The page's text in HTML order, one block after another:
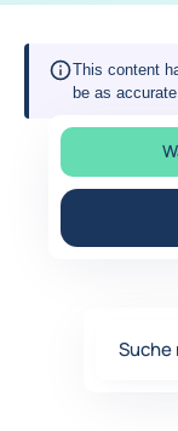
This content
be as
Suche